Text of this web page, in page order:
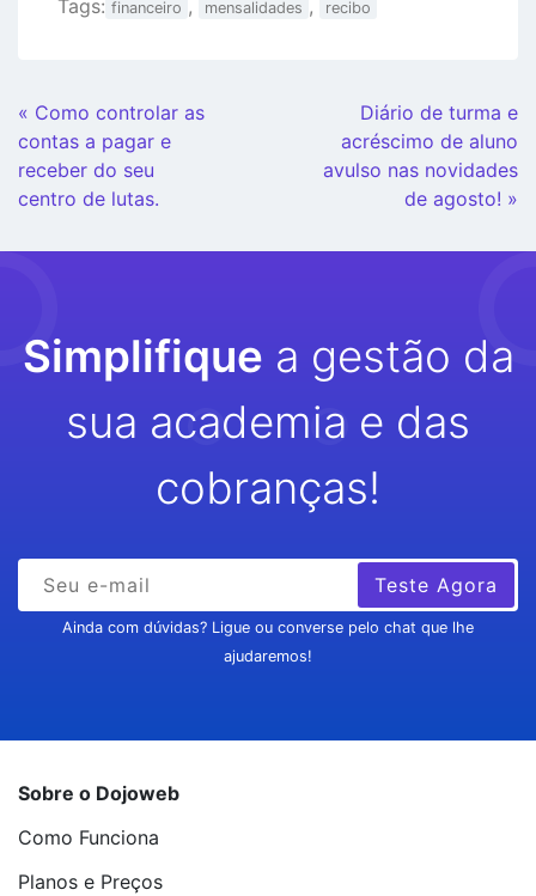
Tags: financeiro , mensalidades , recibo
Continue
Lendo
« Como controlar as
contas a pagar e
receber do seu
centro de lutas.
Diário de turma e
acréscimo de aluno
avulso nas novidades
de agosto! »
Simplifique a gestão da
sua academia e das
cobranças!
Teste Agora
Ainda com dúvidas? Ligue ou converse pelo chat que lhe
ajudaremos!
Sobre o Dojoweb
Como Funciona
Planos e Preços